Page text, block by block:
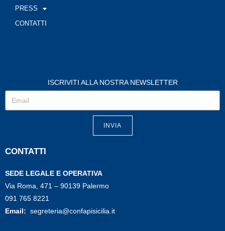
PRESS
CONTATTI
ISCRIVITI ALLA NOSTRA NEWSLETTER
INVIA
CONTATTI
SEDE LEGALE E OPERATIVA
Via Roma, 471 – 90139 Palermo
091 765 8221
Email: segreteria@confapisicilia.it